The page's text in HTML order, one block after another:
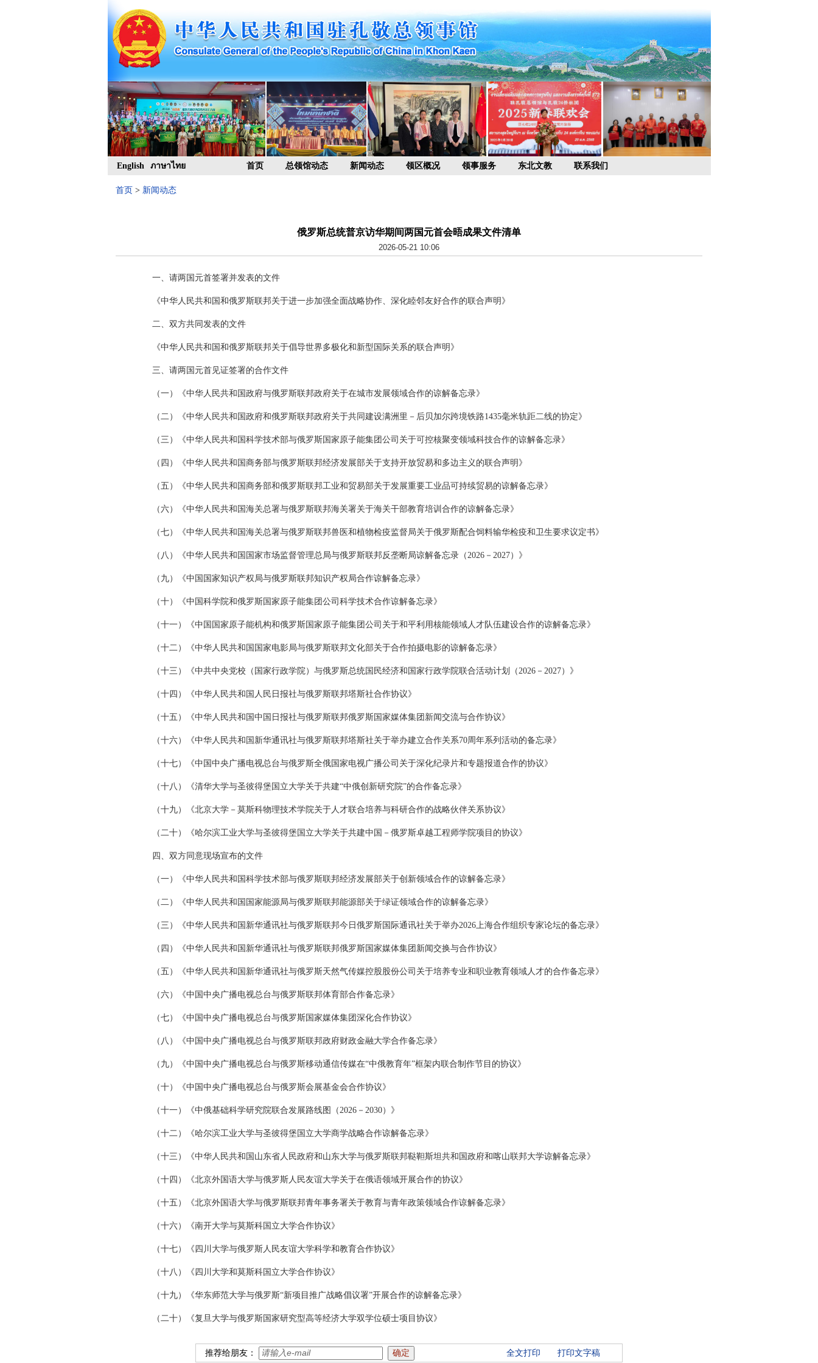
English ภาษาไทย 首页 总领馆动态 新闻动态 领区概况 领事服务 东北文教 联系我们
首页 > 新闻动态
俄罗斯总统普京访华期间两国元首会晤成果文件清单
2026-05-21 10:06
一、请两国元首签署并发表的文件
《中华人民共和国和俄罗斯联邦关于进一步加强全面战略协作、深化睦邻友好合作的联合声明》
二、双方共同发表的文件
《中华人民共和国和俄罗斯联邦关于倡导世界多极化和新型国际关系的联合声明》
三、请两国元首见证签署的合作文件
（一）《中华人民共和国政府与俄罗斯联邦政府关于在城市发展领域合作的谅解备忘录》
（二）《中华人民共和国政府和俄罗斯联邦政府关于共同建设满洲里－后贝加尔跨境铁路1435毫米轨距二线的协定》
（三）《中华人民共和国科学技术部与俄罗斯国家原子能集团公司关于可控核聚变领域科技合作的谅解备忘录》
（四）《中华人民共和国商务部与俄罗斯联邦经济发展部关于支持开放贸易和多边主义的联合声明》
（五）《中华人民共和国商务部和俄罗斯联邦工业和贸易部关于发展重要工业品可持续贸易的谅解备忘录》
（六）《中华人民共和国海关总署与俄罗斯联邦海关署关于海关干部教育培训合作的谅解备忘录》
（七）《中华人民共和国海关总署与俄罗斯联邦兽医和植物检疫监督局关于俄罗斯配合饲料输华检疫和卫生要求议定书》
（八）《中华人民共和国国家市场监督管理总局与俄罗斯联邦反垄断局谅解备忘录（2026－2027）》
（九）《中国国家知识产权局与俄罗斯联邦知识产权局合作谅解备忘录》
（十）《中国科学院和俄罗斯国家原子能集团公司科学技术合作谅解备忘录》
（十一）《中国国家原子能机构和俄罗斯国家原子能集团公司关于和平利用核能领域人才队伍建设合作的谅解备忘录》
（十二）《中华人民共和国国家电影局与俄罗斯联邦文化部关于合作拍摄电影的谅解备忘录》
（十三）《中共中央党校（国家行政学院）与俄罗斯总统国民经济和国家行政学院联合活动计划（2026－2027）》
（十四）《中华人民共和国人民日报社与俄罗斯联邦塔斯社合作协议》
（十五）《中华人民共和国中国日报社与俄罗斯联邦俄罗斯国家媒体集团新闻交流与合作协议》
（十六）《中华人民共和国新华通讯社与俄罗斯联邦塔斯社关于举办建立合作关系70周年系列活动的备忘录》
（十七）《中国中央广播电视总台与俄罗斯全俄国家电视广播公司关于深化纪录片和专题报道合作的协议》
（十八）《清华大学与圣彼得堡国立大学关于共建“中俄创新研究院”的合作备忘录》
（十九）《北京大学－莫斯科物理技术学院关于人才联合培养与科研合作的战略伙伴关系协议》
（二十）《哈尔滨工业大学与圣彼得堡国立大学关于共建中国－俄罗斯卓越工程师学院项目的协议》
四、双方同意现场宣布的文件
（一）《中华人民共和国科学技术部与俄罗斯联邦经济发展部关于创新领域合作的谅解备忘录》
（二）《中华人民共和国国家能源局与俄罗斯联邦能源部关于绿证领域合作的谅解备忘录》
（三）《中华人民共和国新华通讯社与俄罗斯联邦今日俄罗斯国际通讯社关于举办2026上海合作组织专家论坛的备忘录》
（四）《中华人民共和国新华通讯社与俄罗斯联邦俄罗斯国家媒体集团新闻交换与合作协议》
（五）《中华人民共和国新华通讯社与俄罗斯天然气传媒控股股份公司关于培养专业和职业教育领域人才的合作备忘录》
（六）《中国中央广播电视总台与俄罗斯联邦体育部合作备忘录》
（七）《中国中央广播电视总台与俄罗斯国家媒体集团深化合作协议》
（八）《中国中央广播电视总台与俄罗斯联邦政府财政金融大学合作备忘录》
（九）《中国中央广播电视总台与俄罗斯移动通信传媒在“中俄教育年”框架内联合制作节目的协议》
（十）《中国中央广播电视总台与俄罗斯会展基金会合作协议》
（十一）《中俄基础科学研究院联合发展路线图（2026－2030）》
（十二）《哈尔滨工业大学与圣彼得堡国立大学商学战略合作谅解备忘录》
（十三）《中华人民共和国山东省人民政府和山东大学与俄罗斯联邦鞑靼斯坦共和国政府和喀山联邦大学谅解备忘录》
（十四）《北京外国语大学与俄罗斯人民友谊大学关于在俄语领域开展合作的协议》
（十五）《北京外国语大学与俄罗斯联邦青年事务署关于教育与青年政策领域合作谅解备忘录》
（十六）《南开大学与莫斯科国立大学合作协议》
（十七）《四川大学与俄罗斯人民友谊大学科学和教育合作协议》
（十八）《四川大学和莫斯科国立大学合作协议》
（十九）《华东师范大学与俄罗斯“新项目推广战略倡议署”开展合作的谅解备忘录》
（二十）《复旦大学与俄罗斯国家研究型高等经济大学双学位硕士项目协议》
推荐给朋友： 全文打印 打印文字稿